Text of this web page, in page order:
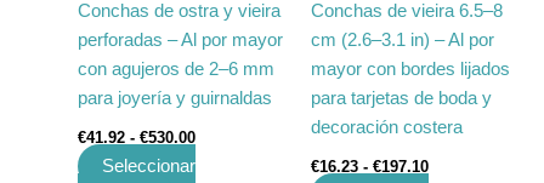
Conchas de ostra y vieira
perforadas – Al por mayor
con agujeros de 2–6 mm
para joyería y guirnaldas
€41.92 - €530.00
Seleccionar
elegir
en
la
página
de
producto
Conchas de vieira 6.5–8
cm (2.6–3.1 in) – Al por
mayor con bordes lijados
para tarjetas de boda y
decoración costera
€16.23 - €197.10
elegir
en
la
página
de
producto